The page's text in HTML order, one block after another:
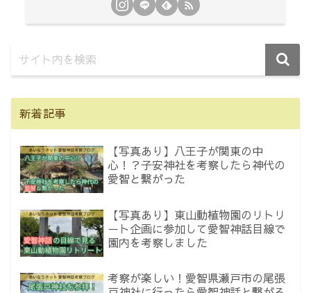
新着記事
【写真あり】八王子が関東の中
心！？子安神社を考察したら神代の
愛智と繋がった
【写真あり】東山動植物園のリトリ
ート企画に参加して愛智神話目線で
園内を考察しました
考察が楽しい！愛智県瀬戸市の尾張